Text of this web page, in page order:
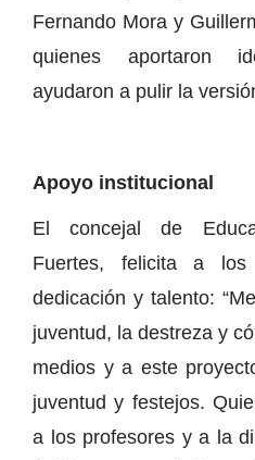
Fernando Mora y
quienes aportaron
ayudaron a pulir la
Apoyo institucional
El concejal de
Fuertes, felicita a
dedicación y talento:
juventud, la destreza y
medios y a este
juventud y festejos.
a los profesores y a la